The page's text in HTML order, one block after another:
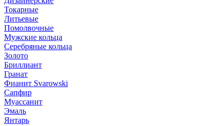
Токарные
Литьевые
Помолвочные
Мужские кольца
Серебряные кольца
Золото
Бриллиант
Гранат
Фианит Svarowski
Сапфир
Муассанит
Эмаль
Янтарь